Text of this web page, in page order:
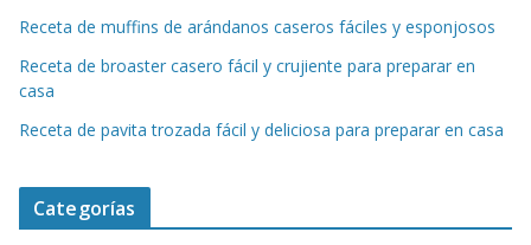
Receta de muffins de arándanos caseros fáciles y esponjosos
Receta de broaster casero fácil y crujiente para preparar en
casa
Receta de pavita trozada fácil y deliciosa para preparar en casa
Categorías